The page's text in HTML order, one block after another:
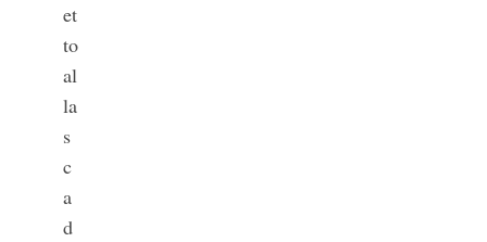
et
to
al
la
s
c
a
d